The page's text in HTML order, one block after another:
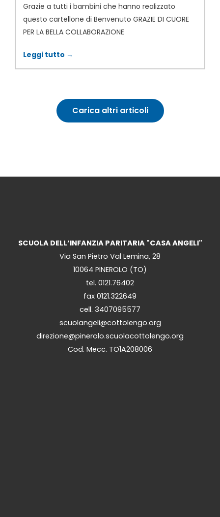
Grazie a tutti i bambini che hanno realizzato
questo cartellone di Benvenuto GRAZIE DI CUORE
PER LA BELLA COLLABORAZIONE
Leggi tutto →
Carica altri articoli
SCUOLA DELL’INFANZIA PARITARIA "CASA ANGELI"
Via San Pietro Val Lemina, 28
10064 PINEROLO (TO)
tel. 0121.76402
fax 0121.322649
cell. 3407095577
scuolangeli@cottolengo.org
direzione@pinerolo.scuolacottolengo.org
Cod. Mecc. TO1A208006